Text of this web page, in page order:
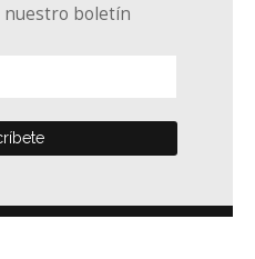
nuestro boletín